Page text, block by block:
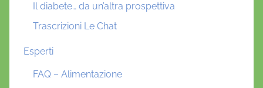
Il diabete… da un’altra prospettiva
Trascrizioni Le Chat
Esperti
FAQ – Alimentazione